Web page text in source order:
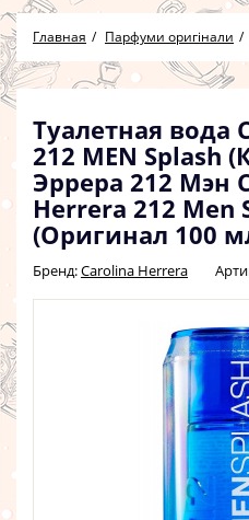
Главная Парфуми оригінали
Туалетная вода
212 MEN Splash
Эррера 212 Мэн
Herrera 212 Men
(Оригинал 100
Бренд:Carolina Herrera